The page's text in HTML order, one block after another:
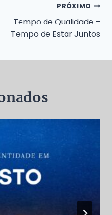
PRÓXIMO
Tempo de Qualidade –
Tempo de Estar Juntos